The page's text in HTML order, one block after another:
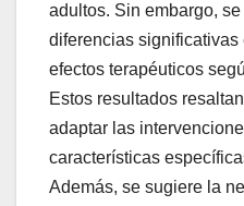
adultos. Sin embargo,
diferencias significativas
efectos terapéuticos
Estos resultados
adaptar las
características
Además, se sugiere la